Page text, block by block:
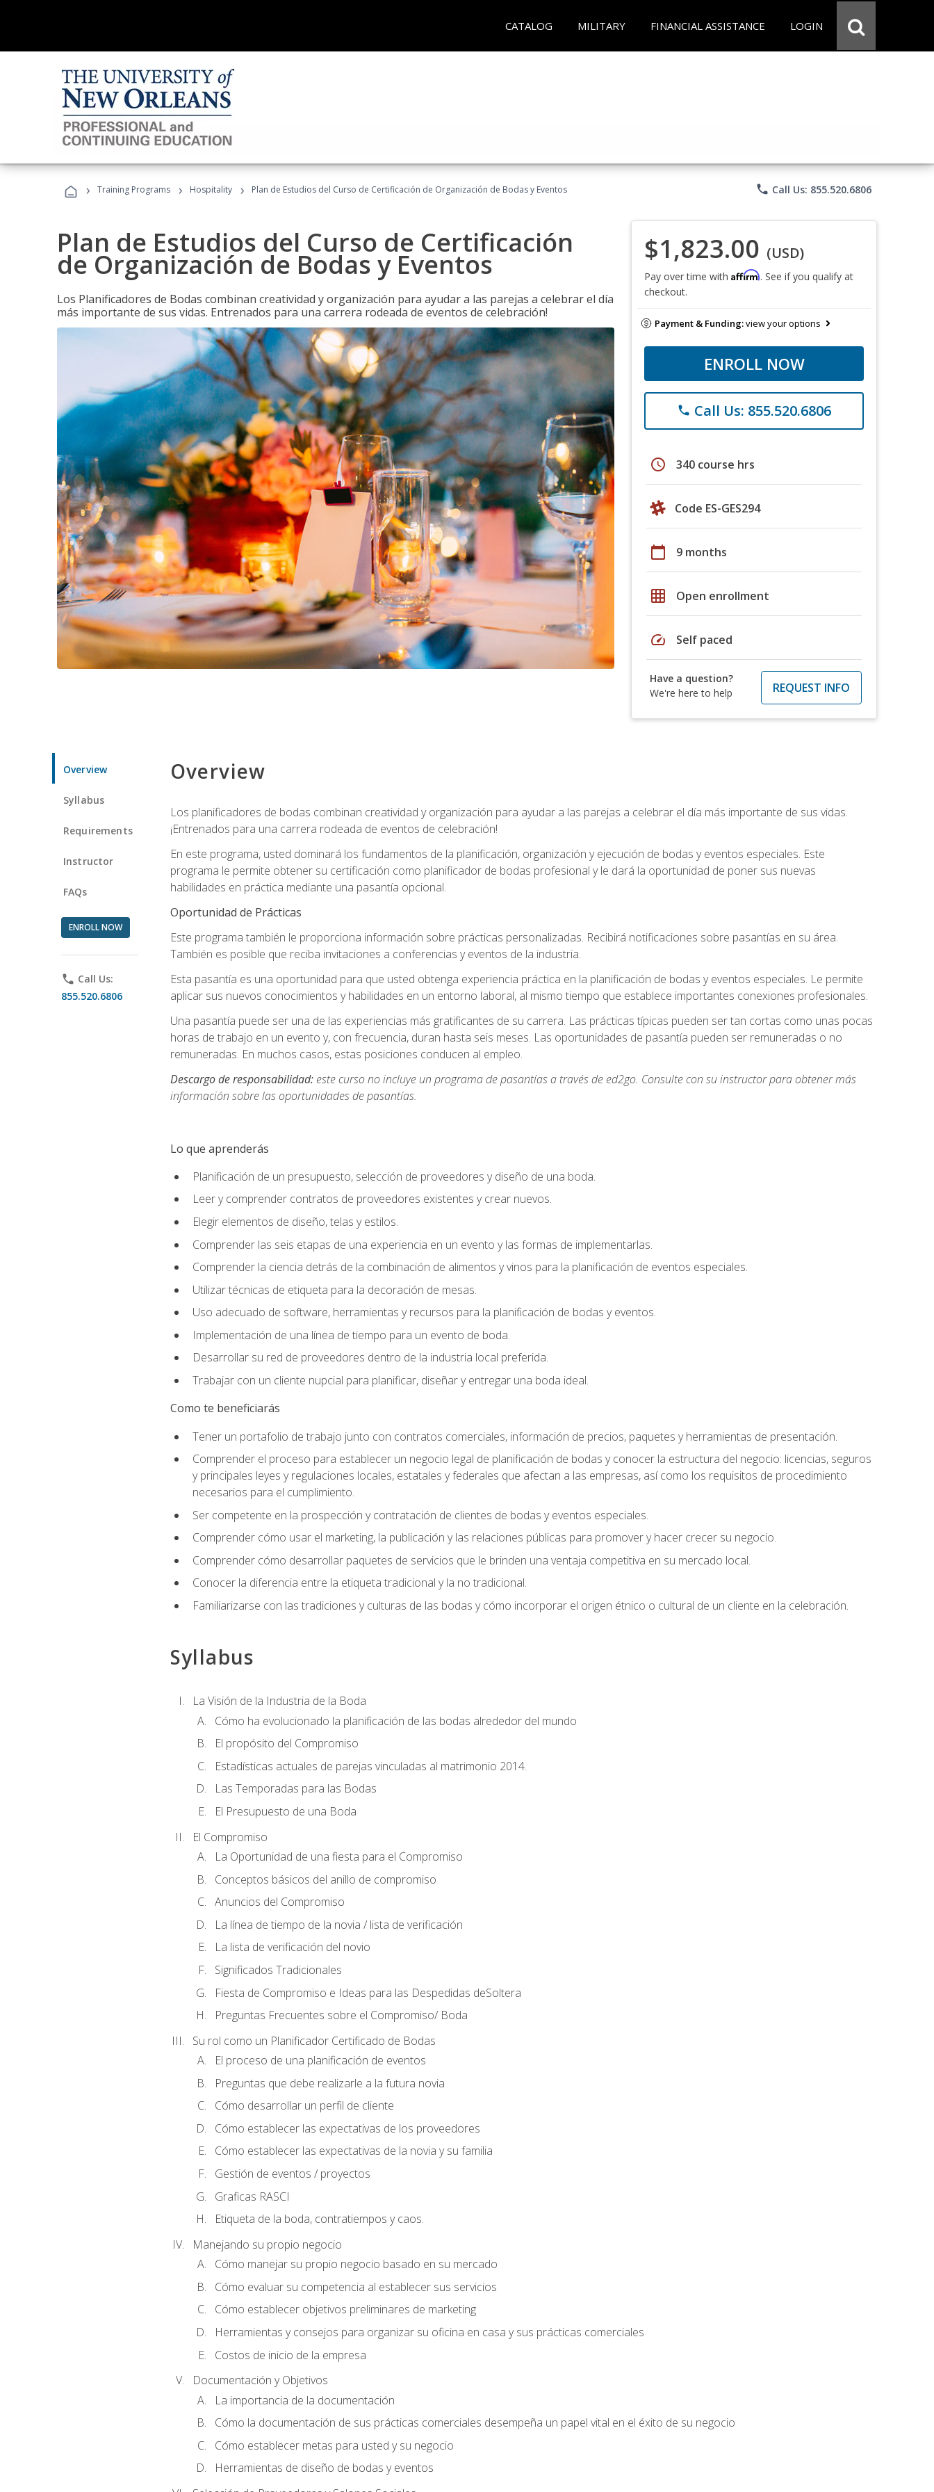
CATALOG MILITARY FINANCIAL ASSISTANCE LOGIN
› Training Programs › Hospitality › Plan de Estudios del Curso de Certificación de Organización de Bodas y Eventos phone Call Us: 855.520.6806
Plan de Estudios del Curso de Certificación
de Organización de Bodas y Eventos
Los Planificadores de Bodas combinan creatividad y organización para ayudar a las parejas a celebrar el día
más importante de sus vidas. Entrenados para una carrera rodeada de eventos de celebración!
$1,823.00 (USD)
Pay over time with Affirm. See if you qualify at
checkout.
Payment & Funding:view your options
ENROLL NOW
phone Call Us: 855.520.6806
schedule 340 course hrs
Code ES-GES294
calendar_today 9 months
grid_on Open enrollment
speed Self paced
Have a question?
We're here to help
REQUEST INFO
Overview
Syllabus
Requirements
Instructor
FAQs
ENROLL NOW
phone Call Us:
855.520.6806
Overview
Los planificadores de bodas combinan creatividad y organización para ayudar a las parejas a celebrar el día más importante de sus vidas.
¡Entrenados para una carrera rodeada de eventos de celebración!
En este programa, usted dominará los fundamentos de la planificación, organización y ejecución de bodas y eventos especiales. Este
programa le permite obtener su certificación como planificador de bodas profesional y le dará la oportunidad de poner sus nuevas
habilidades en práctica mediante una pasantía opcional.
Oportunidad de Prácticas
Este programa también le proporciona información sobre prácticas personalizadas. Recibirá notificaciones sobre pasantías en su área.
También es posible que reciba invitaciones a conferencias y eventos de la industria.
Esta pasantía es una oportunidad para que usted obtenga experiencia práctica en la planificación de bodas y eventos especiales. Le permite
aplicar sus nuevos conocimientos y habilidades en un entorno laboral, al mismo tiempo que establece importantes conexiones profesionales.
Una pasantía puede ser una de las experiencias más gratificantes de su carrera. Las prácticas típicas pueden ser tan cortas como unas pocas
horas de trabajo en un evento y, con frecuencia, duran hasta seis meses. Las oportunidades de pasantía pueden ser remuneradas o no
remuneradas. En muchos casos, estas posiciones conducen al empleo.
Descargo de responsabilidad:este curso no incluye un programa de pasantías a través de ed2go. Consulte con su instructor para obtener más
información sobre las oportunidades de pasantías.
Lo que aprenderás
Planificación de un presupuesto, selección de proveedores y diseño de una boda.
Leer y comprender contratos de proveedores existentes y crear nuevos.
Elegir elementos de diseño, telas y estilos.
Comprender las seis etapas de una experiencia en un evento y las formas de implementarlas.
Comprender la ciencia detrás de la combinación de alimentos y vinos para la planificación de eventos especiales.
Utilizar técnicas de etiqueta para la decoración de mesas.
Uso adecuado de software, herramientas y recursos para la planificación de bodas y eventos.
Implementación de una línea de tiempo para un evento de boda.
Desarrollar su red de proveedores dentro de la industria local preferida.
Trabajar con un cliente nupcial para planificar, diseñar y entregar una boda ideal.
Como te beneficiarás
Tener un portafolio de trabajo junto con contratos comerciales, información de precios, paquetes y herramientas de presentación.
Comprender el proceso para establecer un negocio legal de planificación de bodas y conocer la estructura del negocio: licencias, seguros
y principales leyes y regulaciones locales, estatales y federales que afectan a las empresas, así como los requisitos de procedimiento
necesarios para el cumplimiento.
Ser competente en la prospección y contratación de clientes de bodas y eventos especiales.
Comprender cómo usar el marketing, la publicación y las relaciones públicas para promover y hacer crecer su negocio.
Comprender cómo desarrollar paquetes de servicios que le brinden una ventaja competitiva en su mercado local.
Conocer la diferencia entre la etiqueta tradicional y la no tradicional.
Familiarizarse con las tradiciones y culturas de las bodas y cómo incorporar el origen étnico o cultural de un cliente en la celebración.
Syllabus
La Visión de la Industria de la Boda
Cómo ha evolucionado la planificación de las bodas alrededor del mundo
El propósito del Compromiso
Estadísticas actuales de parejas vinculadas al matrimonio 2014.
Las Temporadas para las Bodas
El Presupuesto de una Boda
El Compromiso
La Oportunidad de una fiesta para el Compromiso
Conceptos básicos del anillo de compromiso
Anuncios del Compromiso
La línea de tiempo de la novia / lista de verificación
La lista de verificación del novio
Significados Tradicionales
Fiesta de Compromiso e Ideas para las Despedidas deSoltera
Preguntas Frecuentes sobre el Compromiso/ Boda
Su rol como un Planificador Certificado de Bodas
El proceso de una planificación de eventos
Preguntas que debe realizarle a la futura novia
Cómo desarrollar un perfil de cliente
Cómo establecer las expectativas de los proveedores
Cómo establecer las expectativas de la novia y su familia
Gestión de eventos / proyectos
Graficas RASCI
Etiqueta de la boda, contratiempos y caos.
Manejando su propio negocio
Cómo manejar su propio negocio basado en su mercado
Cómo evaluar su competencia al establecer sus servicios
Cómo establecer objetivos preliminares de marketing
Herramientas y consejos para organizar su oficina en casa y sus prácticas comerciales
Costos de inicio de la empresa
Documentación y Objetivos
La importancia de la documentación
Cómo la documentación de sus prácticas comerciales desempeña un papel vital en el éxito de su negocio
Cómo establecer metas para usted y su negocio
Herramientas de diseño de bodas y eventos